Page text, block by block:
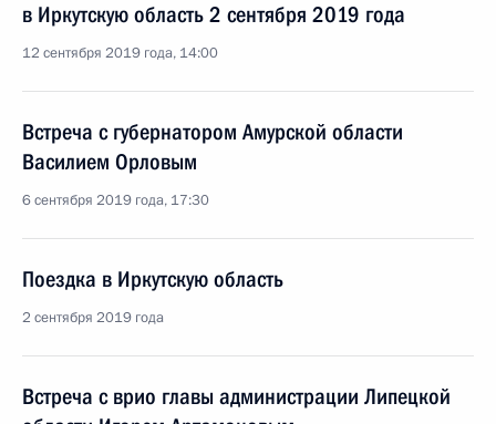
в Иркутскую область 2 сентября 2019 года
12 сентября 2019 года, 14:00
Встреча с губернатором Амурской области
Василием Орловым
6 сентября 2019 года, 17:30
Поездка в Иркутскую область
2 сентября 2019 года
Встреча с врио главы администрации Липецкой